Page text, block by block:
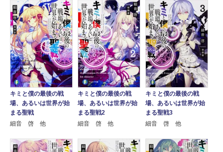
キミと僕の最後の戦
場、あるいは世界が始
まる聖戦
細音 啓 他
キミと僕の最後の戦
場、あるいは世界が始
まる聖戦2
細音 啓 他
キミと僕の最後の戦
場、あるいは世界が始
まる聖戦3
細音 啓 他